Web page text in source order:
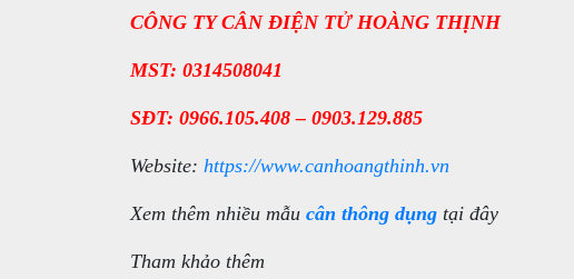
CÔNG TY CÂN ĐIỆN TỬ HOÀNG THỊNH
MST: 0314508041
SĐT: 0966.105.408 – 0903.129.885
Website: https://www.canhoangthinh.vn
Xem thêm nhiều mẫu cân thông dụng tại đây
Tham khảo thêm